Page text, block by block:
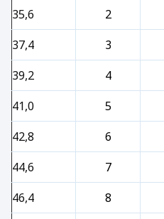
35,6
2
37,4
3
39,2
4
41,0
5
42,8
6
44,6
7
46,4
8